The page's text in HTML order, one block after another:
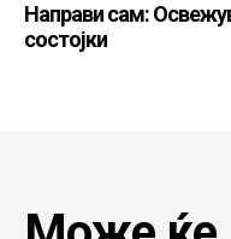
Направи сам:
состојки